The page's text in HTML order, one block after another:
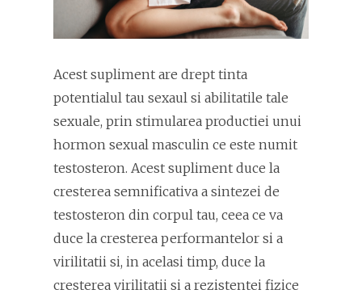
Acest supliment are drept tinta
potentialul tau sexaul si abilitatile tale
sexuale, prin stimularea productiei unui
hormon sexual masculin ce este numit
testosteron. Acest supliment duce la
cresterea semnificativa a sintezei de
testosteron din corpul tau, ceea ce va
duce la cresterea performantelor si a
virilitatii si, in acelasi timp, duce la
cresterea virilitatii si a rezistentei fizice